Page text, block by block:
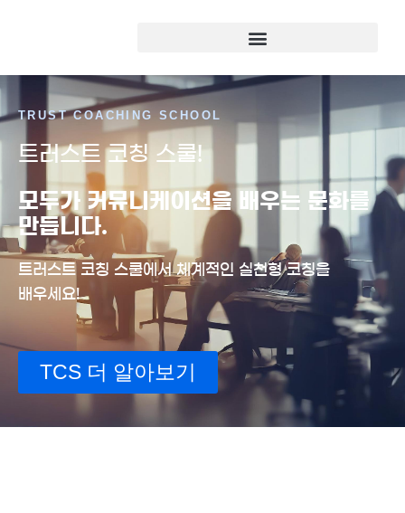
TRUST COACHING SCHOOL
트러스트 코칭 스쿨!
모두가 커뮤니케이션을 배우는 문화를
만듭니다.
트러스트 코칭 스쿨에서 체계적인 실천형 코칭을
배우세요!
TCS 더 알아보기